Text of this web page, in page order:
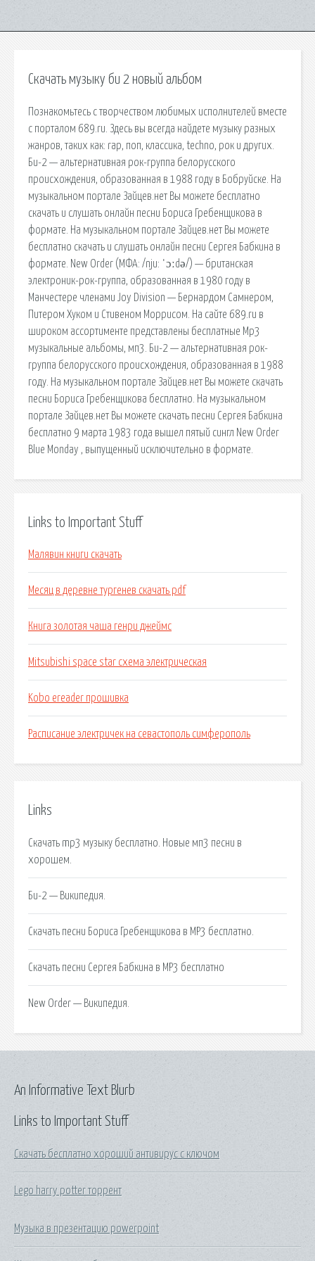
Скачать музыку би 2 новый альбом
Познакомьтесь с творчеством любимых исполнителей вместе
с порталом 689.ru. Здесь вы всегда найдете музыку разных
жанров, таких как: rap, поп, классика, techno, рок и других.
Би-2 — альтернативная рок-группа белорусского
происхождения, образованная в 1988 году в Бобруйске. На
музыкальном портале Зайцев.нет Вы можете бесплатно
скачать и слушать онлайн песни Бориса Гребенщикова в
формате. На музыкальном портале Зайцев.нет Вы можете
бесплатно скачать и слушать онлайн песни Сергея Бабкина в
формате. New Order (МФА: /nju: ˈɔːdə/) — британская
электроник-рок-группа, образованная в 1980 году в
Манчестере членами Joy Division — Бернардом Самнером,
Питером Хуком и Стивеном Моррисом. На сайте 689.ru в
широком ассортименте представлены бесплатные Mp3
музыкальные альбомы, мп3. Би-2 — альтернативная рок-
группа белорусского происхождения, образованная в 1988
году. На музыкальном портале Зайцев.нет Вы можете скачать
песни Бориса Гребенщикова бесплатно. На музыкальном
портале Зайцев.нет Вы можете скачать песни Сергея Бабкина
бесплатно 9 марта 1983 года вышел пятый сингл New Order
Blue Monday , выпущенный исключительно в формате.
Links to Important Stuff
Малявин книги скачать
Месяц в деревне тургенев скачать pdf
Книга золотая чаша генри джеймс
Mitsubishi space star схема электрическая
Kobo ereader прошивка
Расписание электричек на севастополь симферополь
Links
Скачать mp3 музыку бесплатно. Новые мп3 песни в
хорошем.
Би-2 — Википедия.
Скачать песни Бориса Гребенщикова в MP3 бесплатно.
Скачать песни Сергея Бабкина в MP3 бесплатно
New Order — Википедия.
Links to Important Stuff
Скачать бесплатно хороший антивирус с ключом
Lego harry potter торрент
Музыка в презентацию powerpoint
An Informative Text Blurb